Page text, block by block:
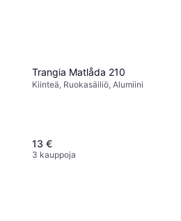
Trangia Matlåda 210
Kiinteä, Ruokasäiliö, Alumiini
13 €
3 kauppoja